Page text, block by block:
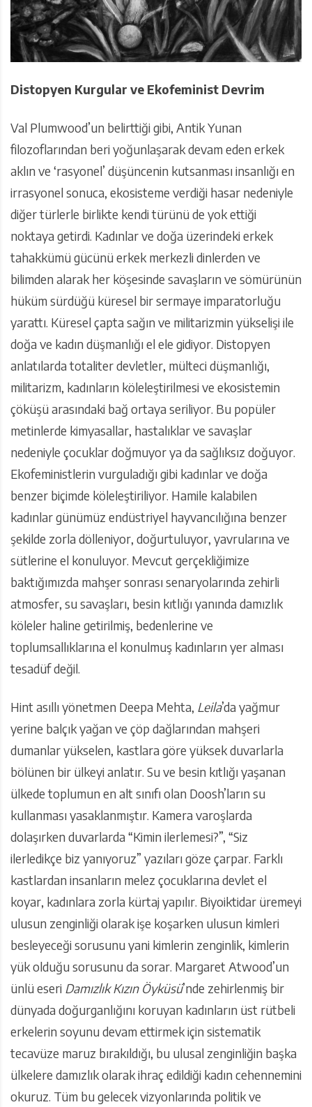
Distopyen Kurgular ve Ekofeminist Devrim
Val Plumwood’un belirttiği gibi, Antik Yunan
filozoflarından beri yoğunlaşarak devam eden erkek
aklın ve ‘rasyonel’ düşüncenin kutsanması insanlığı en
irrasyonel sonuca, ekosisteme verdiği hasar nedeniyle
diğer türlerle birlikte kendi türünü de yok ettiği
noktaya getirdi. Kadınlar ve doğa üzerindeki erkek
tahakkümü gücünü erkek merkezli dinlerden ve
bilimden alarak her köşesinde savaşların ve sömürünün
hüküm sürdüğü küresel bir sermaye imparatorluğu
yarattı. Küresel çapta sağın ve militarizmin yükselişi ile
doğa ve kadın düşmanlığı el ele gidiyor. Distopyen
anlatılarda totaliter devletler, mülteci düşmanlığı,
militarizm, kadınların köleleştirilmesi ve ekosistemin
çöküşü arasındaki bağ ortaya seriliyor. Bu popüler
metinlerde kimyasallar, hastalıklar ve savaşlar
nedeniyle çocuklar doğmuyor ya da sağlıksız doğuyor.
Ekofeministlerin vurguladığı gibi kadınlar ve doğa
benzer biçimde köleleştiriliyor. Hamile kalabilen
kadınlar günümüz endüstriyel hayvancılığına benzer
şekilde zorla dölleniyor, doğurtuluyor, yavrularına ve
sütlerine el konuluyor. Mevcut gerçekliğimize
baktığımızda mahşer sonrası senaryolarında zehirli
atmosfer, su savaşları, besin kıtlığı yanında damızlık
köleler haline getirilmiş, bedenlerine ve
toplumsallıklarına el konulmuş kadınların yer alması
tesadüf değil.
Hint asıllı yönetmen Deepa Mehta, Leila’da yağmur
yerine balçık yağan ve çöp dağlarından mahşeri
dumanlar yükselen, kastlara göre yüksek duvarlarla
bölünen bir ülkeyi anlatır. Su ve besin kıtlığı yaşanan
ülkede toplumun en alt sınıfı olan Doosh’ların su
kullanması yasaklanmıştır. Kamera varoşlarda
dolaşırken duvarlarda “Kimin ilerlemesi?”, “Siz
ilerledikçe biz yanıyoruz” yazıları göze çarpar. Farklı
kastlardan insanların melez çocuklarına devlet el
koyar, kadınlara zorla kürtaj yapılır. Biyoiktidar üremeyi
ulusun zenginliği olarak işe koşarken ulusun kimleri
besleyeceği sorusunu yani kimlerin zenginlik, kimlerin
yük olduğu sorusunu da sorar. Margaret Atwood’un
ünlü eseri Damızlık Kızın Öyküsü’nde zehirlenmiş bir
dünyada doğurganlığını koruyan kadınların üst rütbeli
erkelerin soyunu devam ettirmek için sistematik
tecavüze maruz bırakıldığı, bu ulusal zenginliğin başka
ülkelere damızlık olarak ihraç edildiği kadın cehennemini
okuruz. Tüm bu gelecek vizyonlarında politik ve